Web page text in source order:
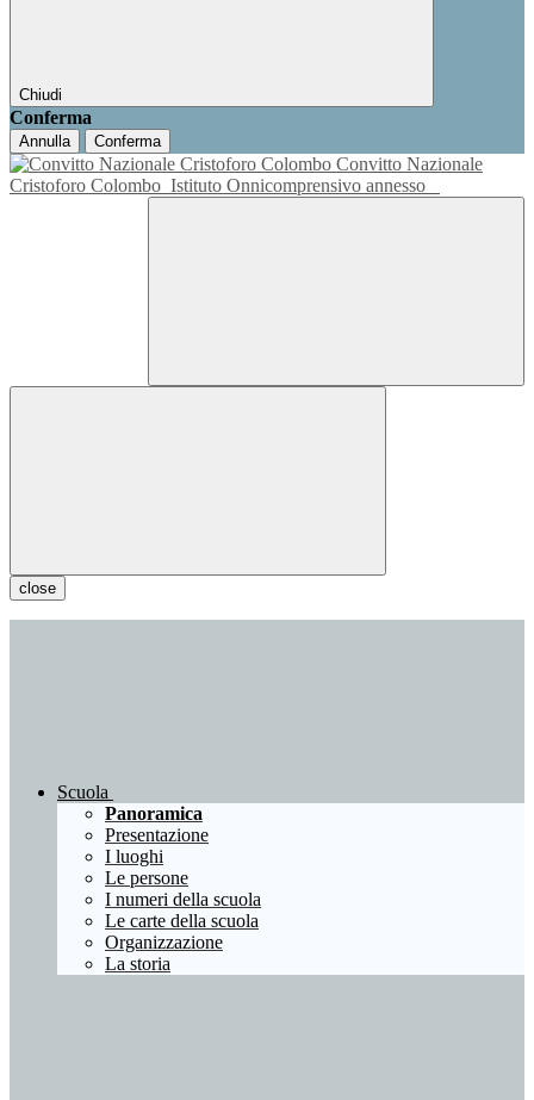
Chiudi
Conferma
Annulla Conferma
Convitto Nazionale
Cristoforo Colombo Istituto Onnicomprensivo annesso
close
Scuola
Panoramica
Presentazione
I luoghi
Le persone
I numeri della scuola
Le carte della scuola
Organizzazione
La storia